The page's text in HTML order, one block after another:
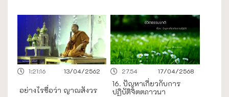
13/04/2562
1:21:16
อย่างไรชื่อว่า ญาณสังวร
17/04/2568
27.54
16. ปัญหาเกี่ยวกับการ
ปฏิบัติจิตตภาวนา